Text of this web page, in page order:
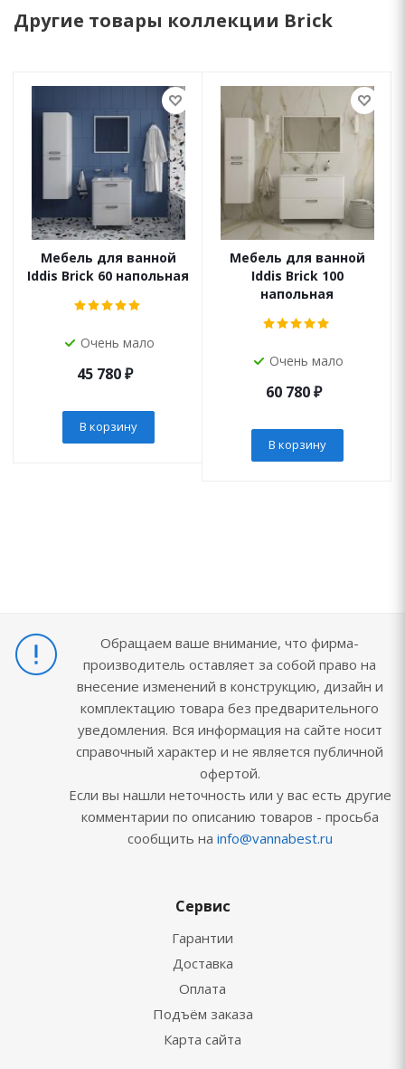
Другие товары коллекции Brick
Мебель для ванной
Iddis Brick 60 напольная
Очень мало
45 780₽
В корзину
Мебель для ванной
Iddis Brick 100
напольная
Очень мало
60 780₽
В корзину
Обращаем ваше внимание, что фирма-
производитель оставляет за собой право на
внесение изменений в конструкцию, дизайн и
комплектацию товара без предварительного
уведомления. Вся информация на сайте носит
справочный характер и не является публичной
офертой.
Если вы нашли неточность или у вас есть другие
комментарии по описанию товаров - просьба
сообщить на info@vannabest.ru
Сервис
Гарантии
Доставка
Оплата
Подъём заказа
Карта сайта